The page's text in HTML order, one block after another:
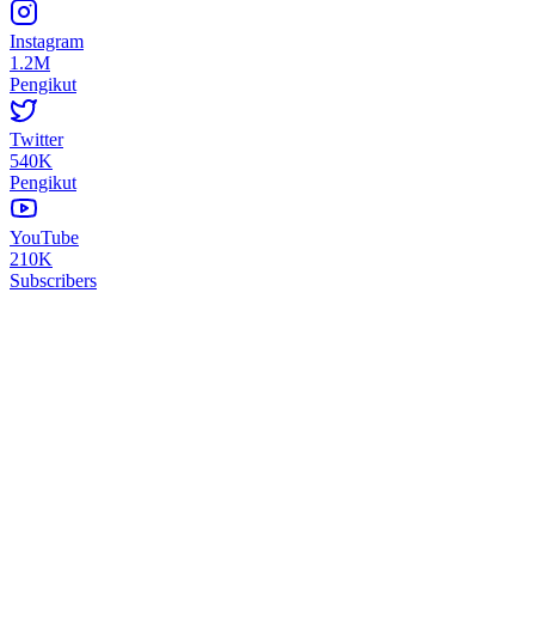
Instagram
1.2M
Pengikut
Twitter
540K
Pengikut
YouTube
210K
Subscribers